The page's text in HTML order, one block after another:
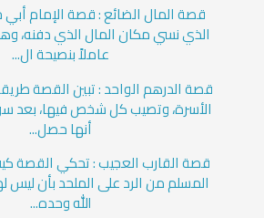
قصة المال الضائع : قصة الإمام
الذي نسي مكان المال الذي دفنه،
عاملاً بنصيحة ال...
قصة الدرهم الواحد : تبين القصة
الأسرة، وتصيب كل شخص فيها، بعد
أنها حصل...
قصة القارب العجيب : تحكي القصة
المسلم من الرد على الملحد بأن ليس
الله وحده...